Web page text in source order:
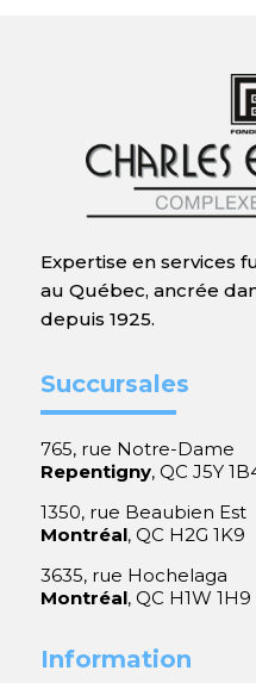
Expertise en services
au Québec, ancrée
depuis 1925.
Succursales
765, rue Notre-Dame
Repentigny, QC J5Y
1350, rue Beaubien Est
Montréal, QC H2G 1K9
3635, rue Hochelaga
Montréal, QC H1W 1H9
Information